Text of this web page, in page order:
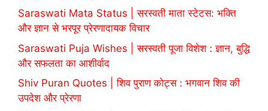
Saraswati Mata Status | सरस्वती माता स्टेटस: भक्ति
और ज्ञान से भरपूर प्रेरणादायक विचार
Saraswati Puja Wishes | सरस्वती पूजा विशेश : ज्ञान, बुद्धि
और सफलता का आशीर्वाद
Shiv Puran Quotes | शिव पुराण कोट्स : भगवान शिव की
उपदेश और प्रेरणा